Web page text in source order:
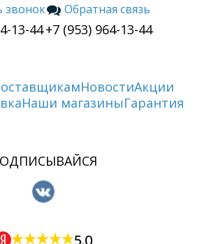
звонок
13-44
Обратная связь
+7 (953) 964-13-44
НовостиАкции
Наши магазиныГарантия
5.0